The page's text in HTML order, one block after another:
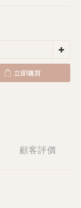
立即購買
顧客評價